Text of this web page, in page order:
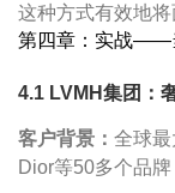
这种方式有效地
第四章：实战——
4.1 LVMH集团：
客户背景： 全球最
Dior等50多个品牌